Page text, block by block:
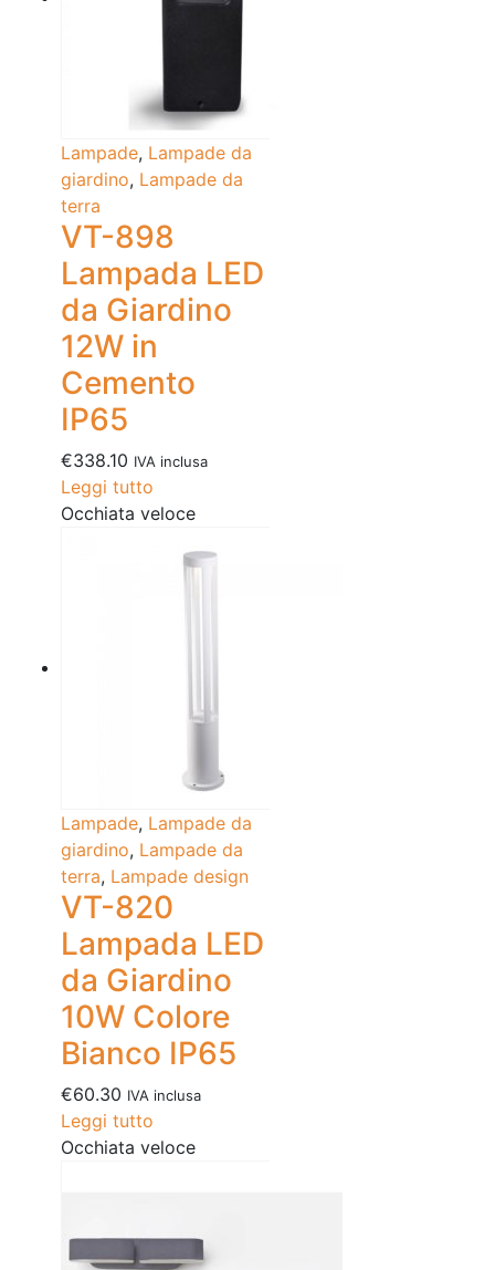
Lampade, Lampade da
giardino, Lampade da
terra
VT-898
Lampada LED
da Giardino
12W in
Cemento
IP65
€338.10 IVA inclusa
Leggi tutto
Occhiata veloce
Lampade, Lampade da
giardino, Lampade da
terra, Lampade design
VT-820
Lampada LED
da Giardino
10W Colore
Bianco IP65
€60.30 IVA inclusa
Leggi tutto
Occhiata veloce